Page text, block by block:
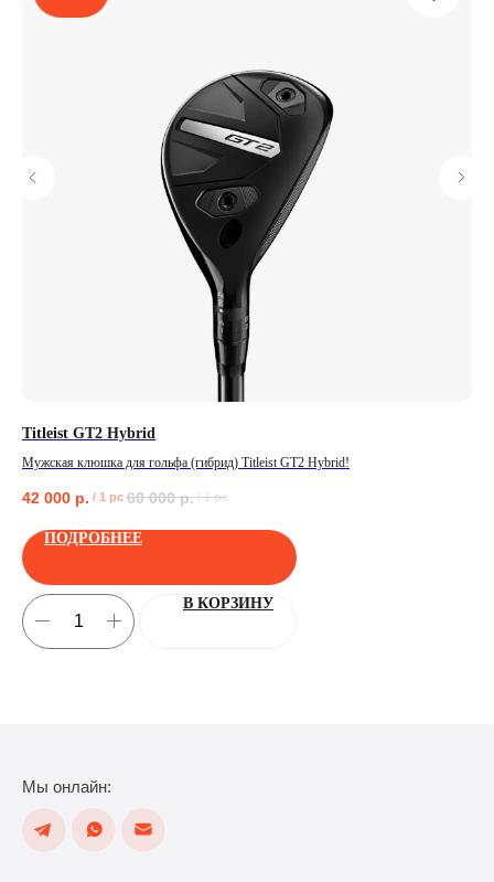
Titleist GT2 Hybrid
Мужская клюшка для гольфа (гибрид) Titleist GT2 Hybrid!
42 000 р. / 1 pc 60 000 р. / 1 pc
ПОДРОБНЕЕ
В КОРЗИНУ
Мы онлайн: